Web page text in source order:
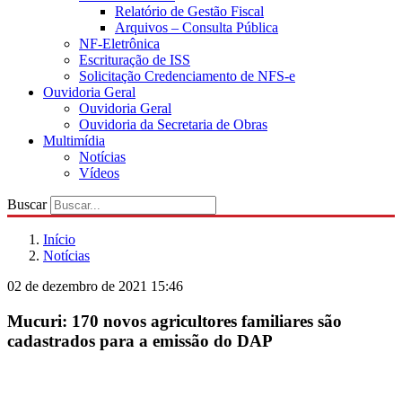
Relatório de Gestão Fiscal
Arquivos – Consulta Pública
NF-Eletrônica
Escrituração de ISS
Solicitação Credenciamento de NFS-e
Ouvidoria Geral
Ouvidoria Geral
Ouvidoria da Secretaria de Obras
Multimídia
Notícias
Vídeos
Buscar
Início
Notícias
02 de dezembro de 2021 15:46
Mucuri: 170 novos agricultores familiares são
cadastrados para a emissão do DAP